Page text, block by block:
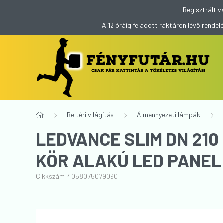
Regisztrált
A 12 óráig feladott raktáron lévő
Beltéri világítás Álmennyezeti lámpák
LEDVANCE SLIM DN
KÖR ALAKÚ LED PANEL
Cikkszám:4058075079090